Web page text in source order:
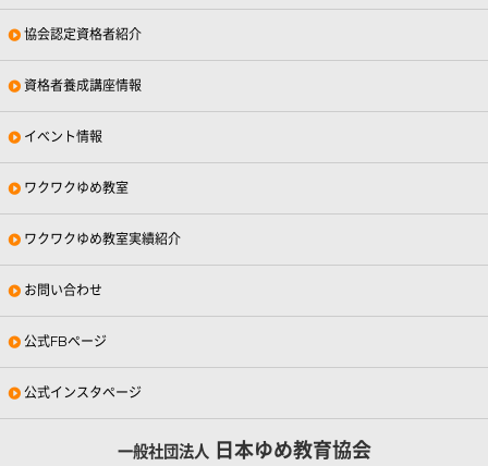
協会認定資格者紹介
資格者養成講座情報
イベント情報
ワクワクゆめ教室
ワクワクゆめ教室実績紹介
お問い合わせ
公式FBページ
公式インスタページ
一般社団法人日本ゆめ教育協会